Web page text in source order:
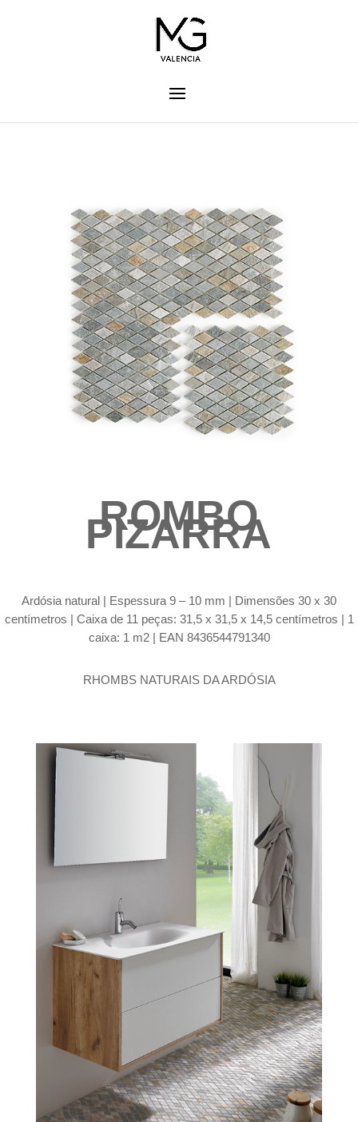
ROMBO
PIZARRA
Ardósia natural | Espessura 9 – 10 mm | Dimensões 30 x 30
centímetros | Caixa de 11 peças: 31,5 x 31,5 x 14,5 centímetros | 1
caixa: 1 m2 | EAN 8436544791340
RHOMBS NATURAIS DA ARDÓSIA